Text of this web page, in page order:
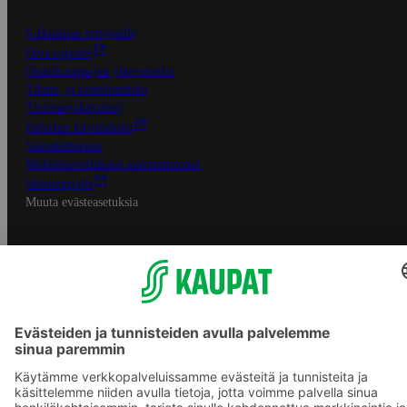
S-Business yrityksille
Oiva-raportit
Osuuskauppojen yhteystiedot
Tilaus- ja toimitusehdot
Tietosuojakäytäntö
Palvelun käyttöehdot
Saavutettavuus
Mobiilisovelluksen saavutettavuus
Mainostajalle
Muuta evästeasetuksia
S-ryhmän palvelut
S-ryhmä
Asiakasomistajuus
S-ostoslista -sovellus